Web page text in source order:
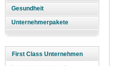
Gesundheit
Unternehmerpakete
First Class Unternehmen